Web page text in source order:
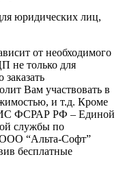
юридических лиц,
от необходимого
не только для
Вам участвовать в
и т.д. Кроме
ФСРАР РФ – Единой
службы по
ООО “Альта-Софт”
бесплатные